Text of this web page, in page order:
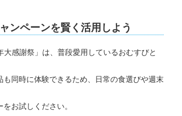
ンペーンを賢く活用しよう
感謝祭」は、普段愛用しているおむすびと
同時に体験できるため、日常の食選びや週末
お試しください。